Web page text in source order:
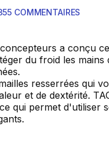
from 355 reviews
COMMENTAIRES
a conçu
du froid les mains
resserrées qui
et de dextérité.
qui permet d'utiliser